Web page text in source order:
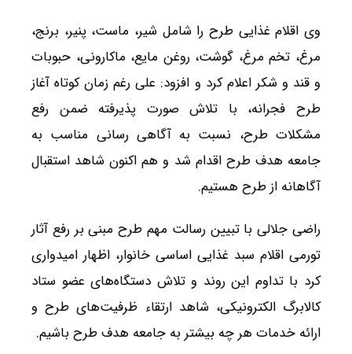
وی اقلام غذایی طرح را شامل شیر، ماست، پنیر، برنج،
مرغ، تخم مرغ، گوشت، روغن مایع، ماکارونی، حبوبات
و قند و شکر اعلام کرد و افزود: علی رغم زمان کوتاه آغاز
طرح فجرانه، با تلاش صورت پذیرفته ضمن رفع
مشکلات طرح، نسبت به آگاهی رسانی مناسب به
جامعه هدف طرح اقدام شد و هم اکنون شاهد استقبال
آگاهانه از طرح هستیم.
راضی جلالی با تبیین رسالت مهم طرح مبنی بر رفع آثار
تورمی اقلام سبد غذایی اساسی خانوار، اظهار امیدواری
کرد با تداوم این روند و تلاش دستگاه‌های عضو ستاد
کالابرگ الکترونیکی، شاهد ارتقاء ظرفیت‌های طرح و
ارائه خدمات هر چه بیشتر به جامعه هدف طرح باشیم.